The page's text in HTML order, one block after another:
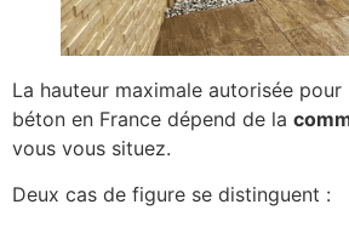
La hauteur maximale autorisée
béton en France dépend de la
vous vous situez.
Deux cas de figure se distinguent :